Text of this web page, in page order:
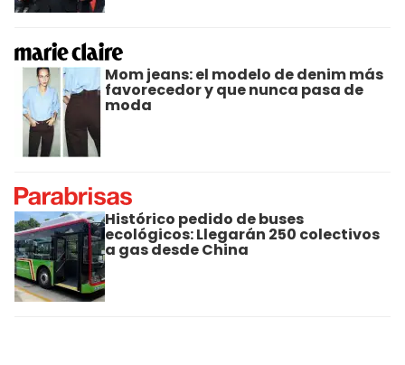
Mom jeans: el modelo de denim más
favorecedor y que nunca pasa de
moda
Histórico pedido de buses
ecológicos: Llegarán 250 colectivos
a gas desde China